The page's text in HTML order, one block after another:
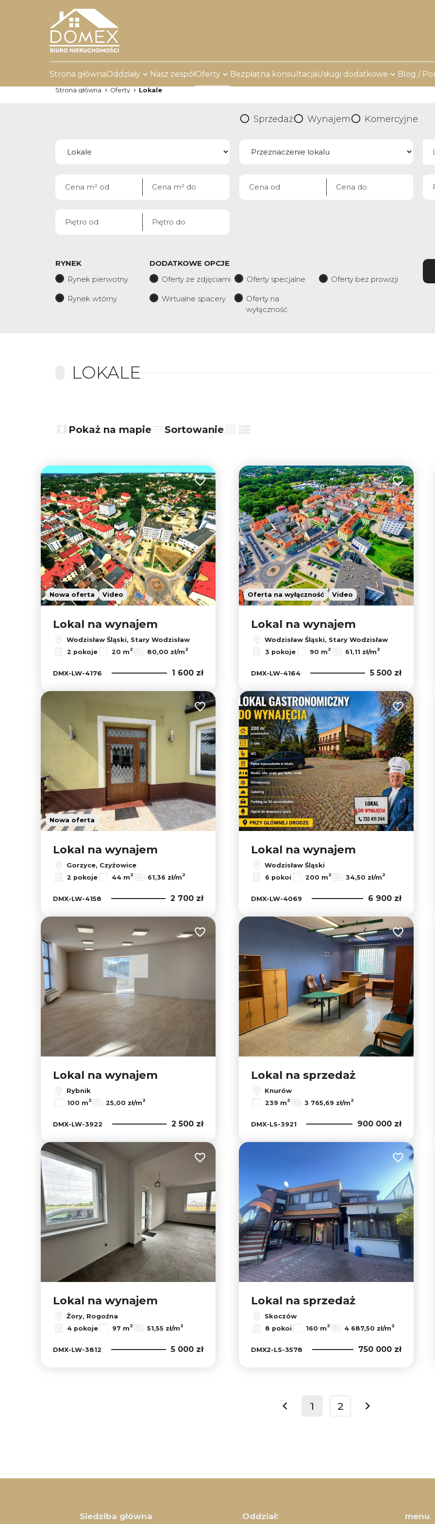
Strona głównaOddziały Nasz zespółOferty Bezpłatna konsultacjaUsługi dodatkowe Blog /
Strona główna Oferty Lokale
Sprzedaż Wynajem Komercyjne
RYNEK
Rynek pierwotny
Rynek wtórny
DODATKOWE OPCJE
Oferty ze zdjęciami
Oferty specjalne Oferty bez prowizji
Wirtualne spacery
Oferty na
wyłączność
LOKALE
9
−
Pokaż na mapie Sortowanie
Nowa oferta Video
Dodaj do ulubionych
Lokal na wynajem
Wodzisław Śląski, Stary Wodzisław
2 pokoje 20 m2 80,00 zł/m2
DMX-LW-4176 1 600 zł
Oferta na wyłączność Video
Dodaj do
Lokal na wynajem
Wodzisław Śląski, Stary Wodzisław
3 pokoje 90 m2 61,11 zł/m2
DMX-LW-4164 5 500 zł
Nowa oferta
Dodaj do ulubionych
Lokal na wynajem
Gorzyce, Czyżowice
2 pokoje 44 m2 61,36 zł/m2
DMX-LW-4158 2 700 zł
Dodaj do
Lokal na wynajem
Wodzisław Śląski
6 pokoi 200 m2 34,50 zł/m2
DMX-LW-4069 6 900 zł
Dodaj do ulubionych
Lokal na wynajem
Rybnik
100 m2 25,00 zł/m2
DMX-LW-3922 2 500 zł
Dodaj do
Lokal na sprzedaż
Knurów
239 m2 3 765,69 zł/m2
DMX-LS-3921 900 000 zł
Dodaj do ulubionych
Lokal na wynajem
Żory, Rogoźna
4 pokoje 97 m2 51,55 zł/m2
DMX-LW-3812 5 000 zł
Dodaj do
Lokal na sprzedaż
Skoczów
8 pokoi 160 m2 4 687,50 zł/m2
DMX2-LS-3578 750 000 zł
prev
1 2
next
Siedziba główna Oddział: menu